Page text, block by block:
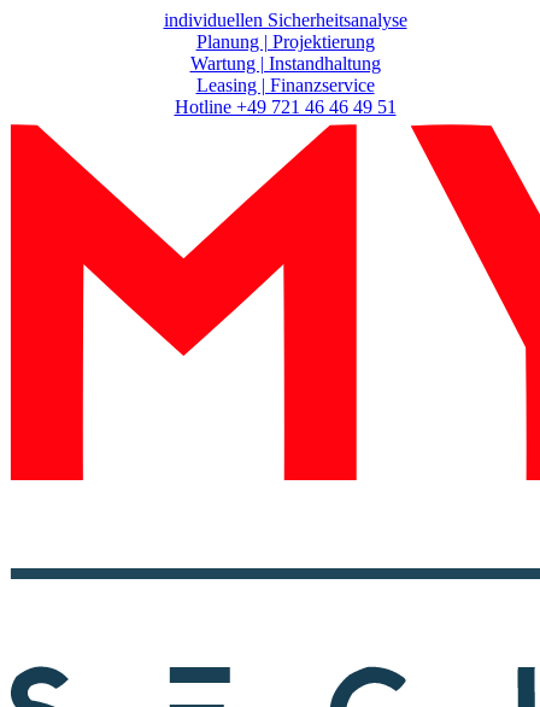
individuellen Sicherheitsanalyse
Planung | Projektierung
Wartung | Instandhaltung
Leasing | Finanzservice
Hotline +49 721 46 46 49 51